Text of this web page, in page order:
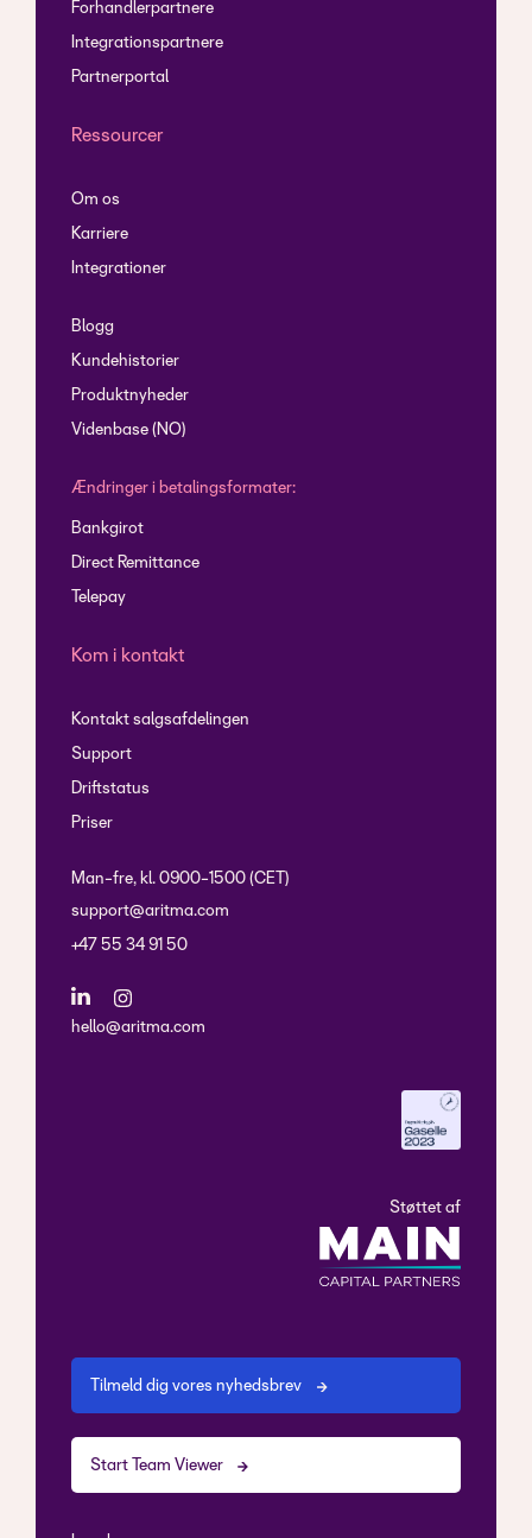
Forhandlerpartnere
Integrationspartnere
Partnerportal
Ressourcer
Om os
Karriere
Integrationer
Blogg
Kundehistorier
Produktnyheder
Videnbase (NO)
Ændringer i betalingsformater:
Bankgirot
Direct Remittance
Telepay
Kom i kontakt
Kontakt salgsafdelingen
Support
Driftstatus
Priser
Man-fre, kl. 0900-1500 (CET)
support@aritma.com
+47 55 34 91 50
hello@aritma.com
Støttet af
Tilmeld dig vores nyhedsbrev
Start Team Viewer